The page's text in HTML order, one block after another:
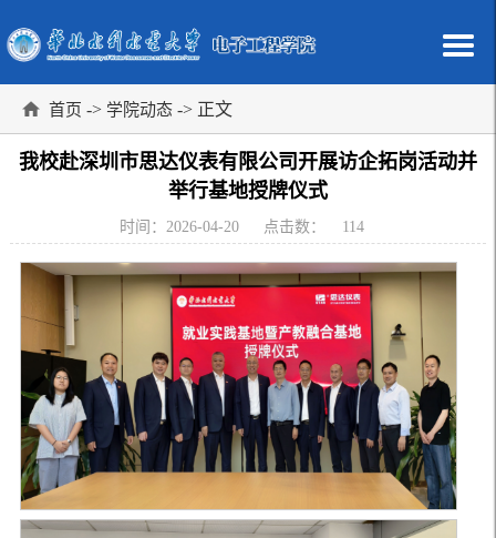
首页 -> 学院动态 -> 正文
我校赴深圳市思达仪表有限公司开展访企拓岗活动并
举行基地授牌仪式
时间：2026-04-20 点击数： 114